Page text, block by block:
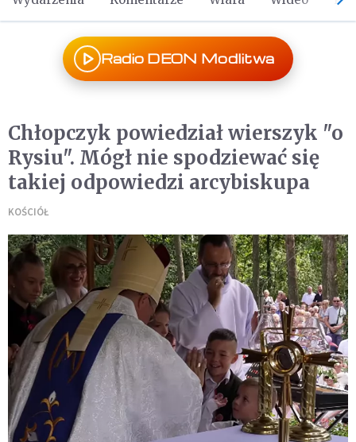
Radio DEON Modlitwa
Chłopczyk powiedział wierszyk "o
Rysiu". Mógł nie spodziewać się
takiej odpowiedzi arcybiskupa
KOŚCIÓŁ